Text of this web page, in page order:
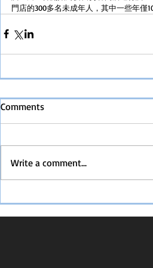
門店的300多名未成年人，其中一些年僅
Comments
Write a comment...